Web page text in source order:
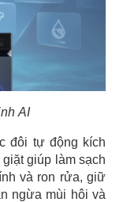
AI
đôi tự động kích
giúp làm sạch
và ron rửa, giữ
ngừa mùi hôi và